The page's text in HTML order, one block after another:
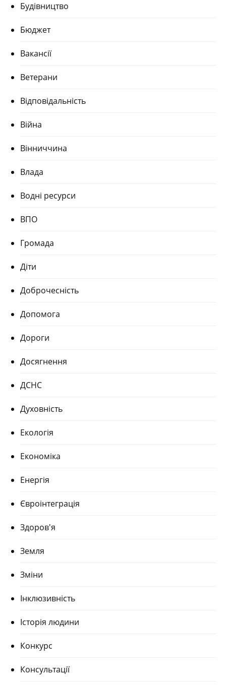
Будівництво
Бюджет
Вакансії
Ветерани
Відповідальність
Війна
Вінниччина
Влада
Водні ресурси
ВПО
Громада
Діти
Доброчесність
Допомога
Дороги
Досягнення
ДСНС
Духовність
Екологія
Економіка
Енергія
Євроінтеграція
Здоров'я
Земля
Зміни
Інклюзивність
Історія людини
Конкурс
Консультації